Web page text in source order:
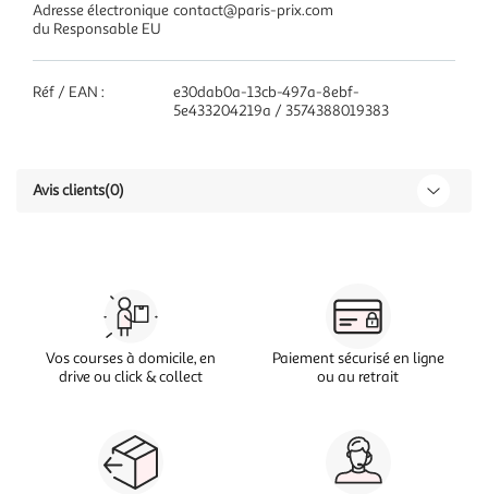
Adresse électronique
du Responsable EU
contact@paris-prix.com
Réf / EAN :
e30dab0a-13cb-497a-8ebf-
5e433204219a / 3574388019383
Avis clients(0)
Vos courses à domicile, en
drive ou click & collect
Paiement sécurisé en ligne
ou au retrait